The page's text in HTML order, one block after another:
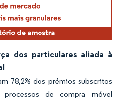
dos particulares aliada à
78,2% dos prémios subscritos
de compra móvel